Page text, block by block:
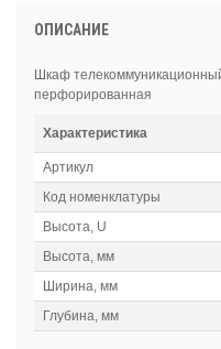
ОПИСАНИЕ
Шкаф
перфорированная
Характеристика
Артикул
Код номенклатуры
Высота, U
Высота, мм
Ширина, мм
Глубина, мм